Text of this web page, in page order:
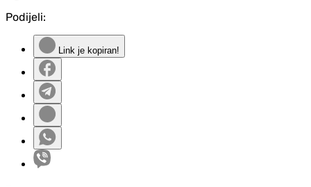
Podijeli:
Link je kopiran!